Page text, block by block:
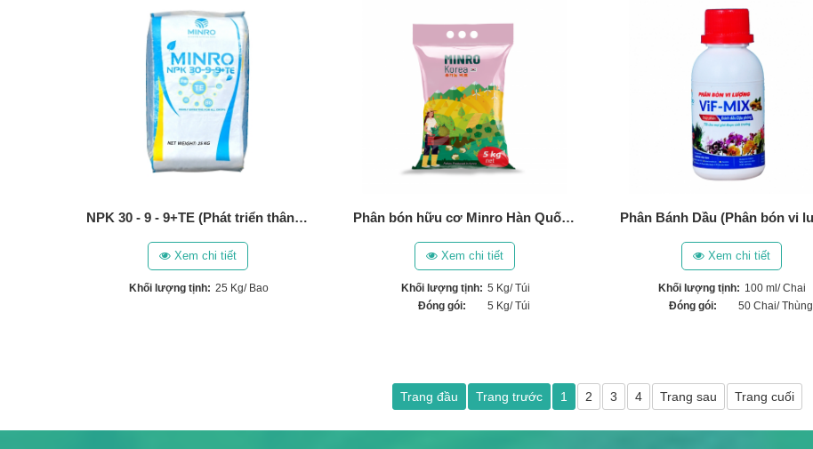
NPK 30 - 9 - 9+TE (Phát triển thân, lá, cành, bộ rễ) (25 Kg)
Xem chi tiết
Khối lượng tịnh: 25 Kg/ Bao
Phân bón hữu cơ Minro Hàn Quốc (5Kg)
Xem chi tiết
Khối lượng tịnh: 5 Kg/ Túi
Đóng gói:
5 Kg/ Túi
Xem chi tiết
Khối lượng tịnh: 100 ml/ Chai
Đóng gói:
50 Chai/ Thùng
Trang đầu Trang trước 1 2 3 4 Trang sau Trang cuối